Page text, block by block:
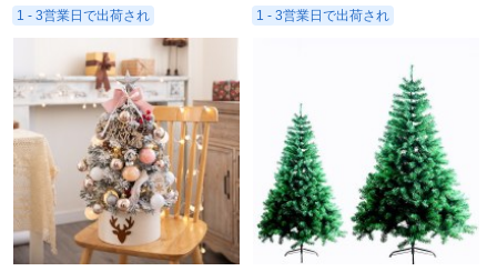
1 - 3営業日で出荷され 1 - 3営業日で出荷され